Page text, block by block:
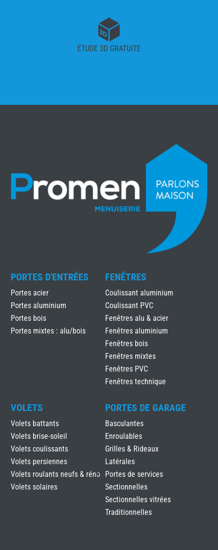
ÉTUDE 3D GRATUITE
PORTES D'ENTRÉES
Portes acier
Portes aluminium
Portes bois
Portes mixtes : alu/bois
FENÊTRES
Coulissant aluminium
Coulissant PVC
Fenêtres alu & acier
Fenêtres aluminium
Fenêtres bois
Fenêtres mixtes
Fenêtres PVC
Fenêtres technique
VOLETS
Volets battants
Volets brise-soleil
Volets coulissants
Volets persiennes
Volets roulants neufs & réno
Volets solaires
PORTES DE GARAGE
Basculantes
Enroulables
Grilles & Rideaux
Latérales
Portes de services
Sectionnelles
Sectionnelles vitrées
Traditionnelles